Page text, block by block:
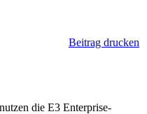
Beitrag drucken
die E3 Enterprise-